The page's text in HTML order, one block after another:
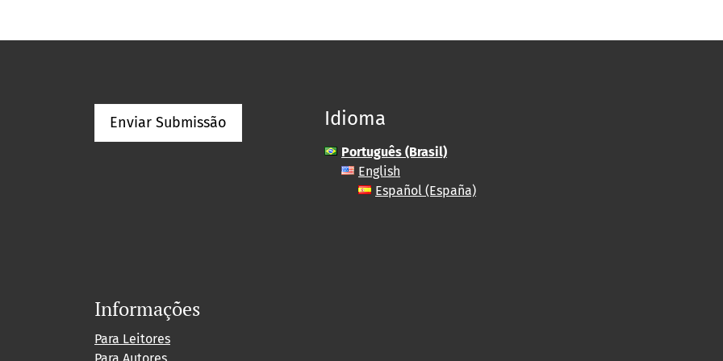
Enviar Submissão Idioma
Português (Brasil)
English
Español (España)
Informações
Para Leitores